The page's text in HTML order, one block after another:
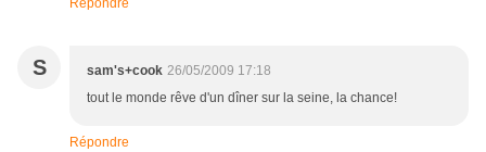
Répondre
S sam's+cook 26/05/2009 17:18
tout le monde rêve d'un dîner sur la seine, la chance!
Répondre